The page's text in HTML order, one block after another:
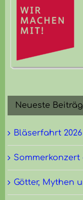
Neueste
Bläserfahrt 2026
Sommerkonzert
Götter, Mythen